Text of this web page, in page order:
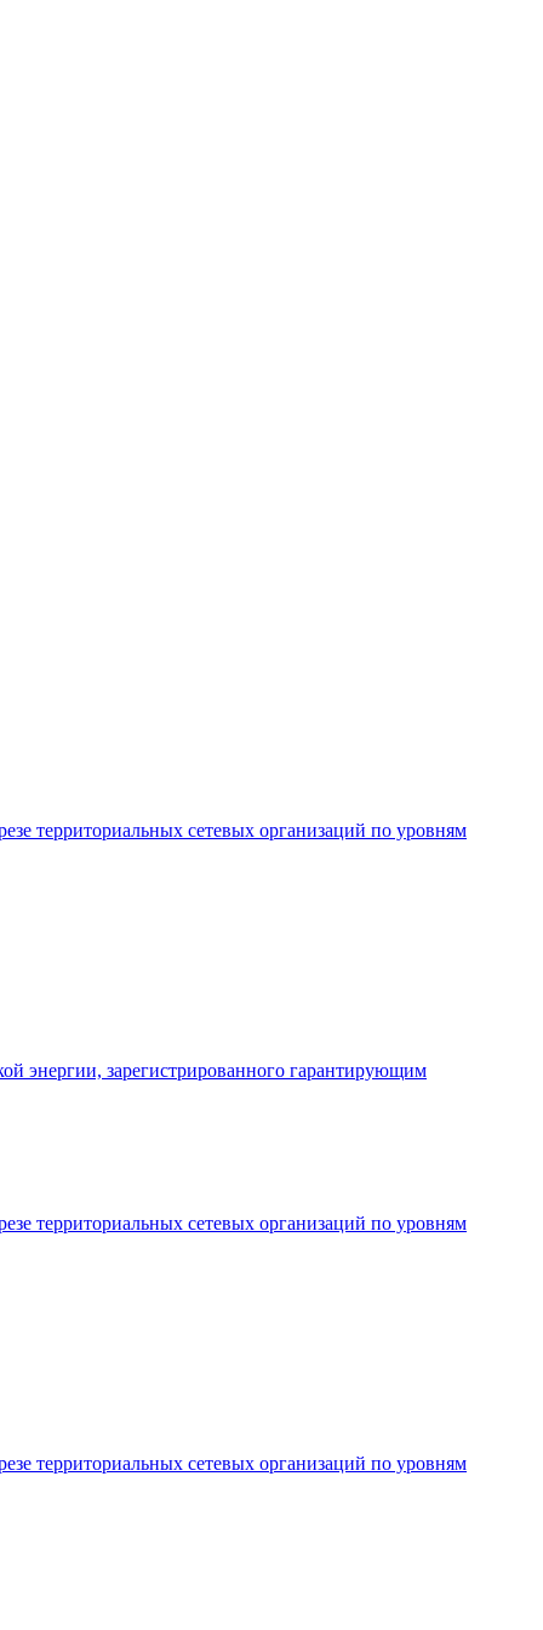
территориальных сетевых организаций по уровням
энергии, зарегистрированного гарантирующим
территориальных сетевых организаций по уровням
территориальных сетевых организаций по уровням